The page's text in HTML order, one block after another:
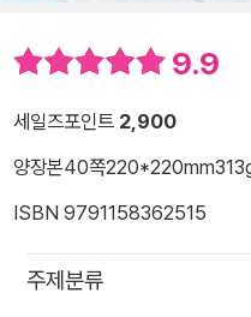
9.9
세일즈포인트 2,900
양장본40쪽220*220mm
ISBN 9791158362515
주제분류